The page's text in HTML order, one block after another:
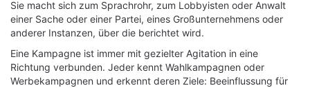
Sie macht sich zum Sprachrohr, zum Lobbyisten oder Anwalt
einer Sache oder einer Partei, eines Großunternehmens oder
anderer Instanzen, über die berichtet wird.
Eine Kampagne ist immer mit gezielter Agitation in eine
Richtung verbunden. Jeder kennt Wahlkampagnen oder
Werbekampagnen und erkennt deren Ziele: Beeinflussung für